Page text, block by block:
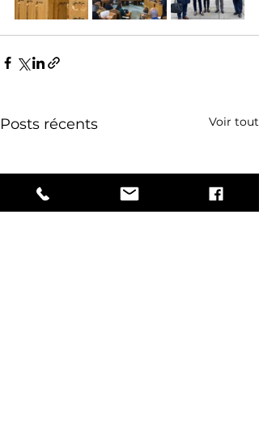
Posts récents Voir tout